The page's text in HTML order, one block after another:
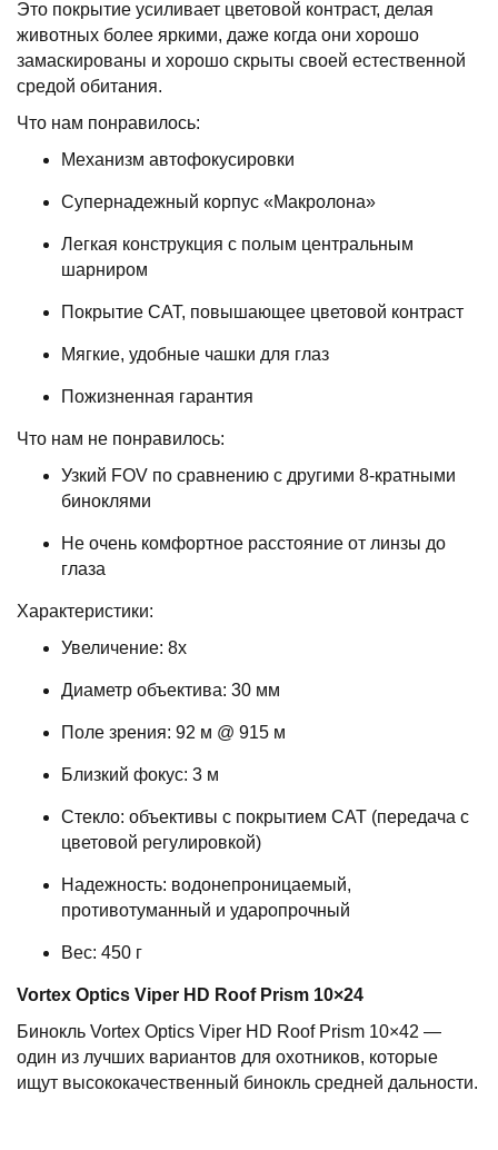
Это покрытие усиливает цветовой контраст, делая
животных более яркими, даже когда они хорошо
замаскированы и хорошо скрыты своей естественной
средой обитания.
Что нам понравилось:
Механизм автофокусировки
Супернадежный корпус «Макролона»
Легкая конструкция с полым центральным
шарниром
Покрытие CAT, повышающее цветовой контраст
Мягкие, удобные чашки для глаз
Пожизненная гарантия
Что нам не понравилось:
Узкий FOV по сравнению с другими 8-кратными
биноклями
Не очень комфортное расстояние от линзы до
глаза
Характеристики:
Увеличение: 8x
Диаметр объектива: 30 мм
Поле зрения: 92 м @ 915 м
Близкий фокус: 3 м
Стекло: объективы с покрытием CAT (передача с
цветовой регулировкой)
Надежность: водонепроницаемый,
противотуманный и ударопрочный
Вес: 450 г
Vortex Optics Viper HD Roof Prism 10×24
Бинокль Vortex Optics Viper HD Roof Prism 10×42 —
один из лучших вариантов для охотников, которые
ищут высококачественный бинокль средней дальности.